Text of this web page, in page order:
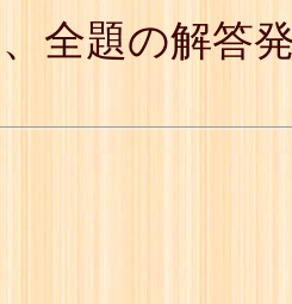
全題の解答